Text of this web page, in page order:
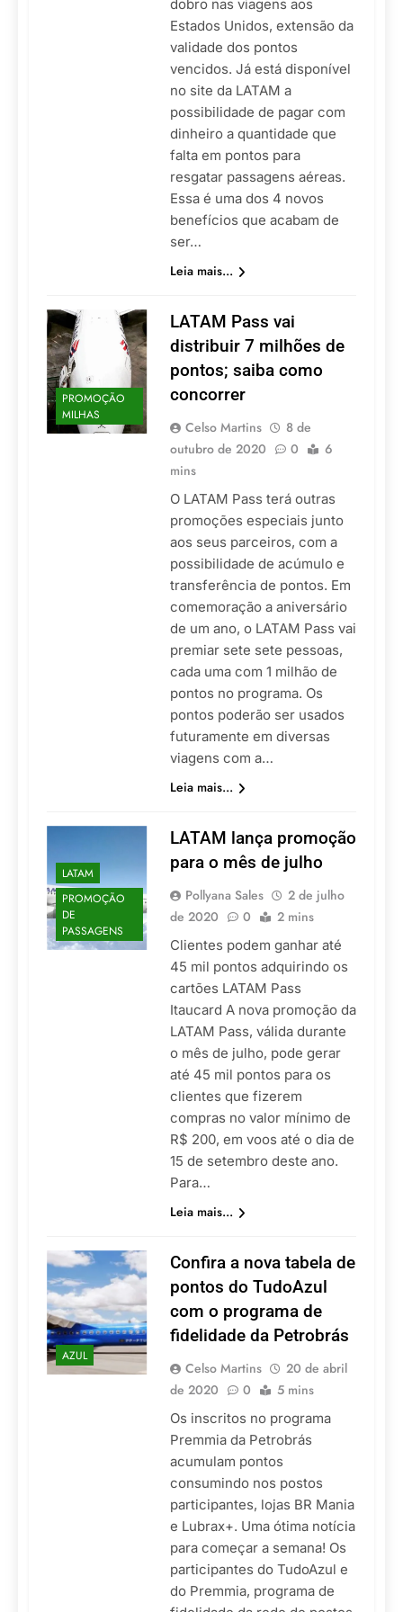
dobro nas viagens aos
Estados Unidos, extensão da
validade dos pontos
vencidos. Já está disponível
no site da LATAM a
possibilidade de pagar com
dinheiro a quantidade que
falta em pontos para
resgatar passagens aéreas.
Essa é uma dos 4 novos
benefícios que acabam de
ser…
Leia mais...
PROMOÇÃO
MILHAS
LATAM Pass vai
distribuir 7 milhões de
pontos; saiba como
concorrer
Celso Martins
8 de
outubro de 2020
0
6
mins
O LATAM Pass terá outras
promoções especiais junto
aos seus parceiros, com a
possibilidade de acúmulo e
transferência de pontos. Em
comemoração a aniversário
de um ano, o LATAM Pass vai
premiar sete sete pessoas,
cada uma com 1 milhão de
pontos no programa. Os
pontos poderão ser usados
futuramente em diversas
viagens com a…
Leia mais...
LATAM
PROMOÇÃO
DE
PASSAGENS
LATAM lança promoção
para o mês de julho
Pollyana Sales
2 de julho
de 2020
0 2 mins
Clientes podem ganhar até
45 mil pontos adquirindo os
cartões LATAM Pass
Itaucard A nova promoção da
LATAM Pass, válida durante
o mês de julho, pode gerar
até 45 mil pontos para os
clientes que fizerem
compras no valor mínimo de
R$ 200, em voos até o dia de
15 de setembro deste ano.
Para…
Leia mais...
AZUL
Confira a nova tabela de
pontos do TudoAzul
com o programa de
fidelidade da Petrobrás
Celso Martins
20 de abril
de 2020
0 5 mins
Os inscritos no programa
Premmia da Petrobrás
acumulam pontos
consumindo nos postos
participantes, lojas BR Mania
e Lubrax+. Uma ótima notícia
para começar a semana! Os
participantes do TudoAzul e
do Premmia, programa de